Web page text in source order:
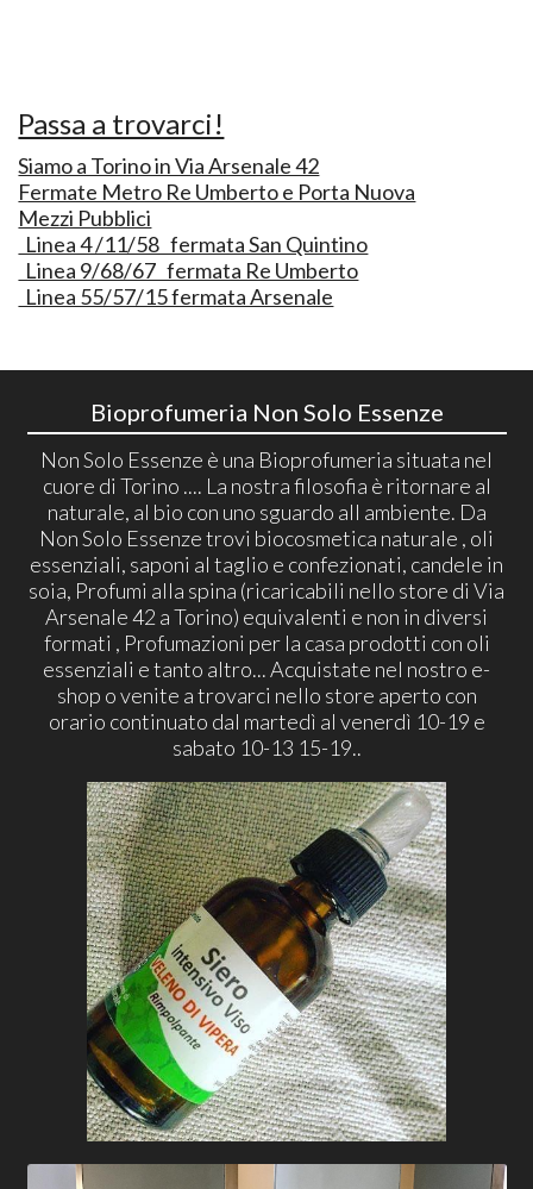
Passa a trovarci!
Siamo a Torino in Via Arsenale 42
Fermate Metro Re Umberto e Porta Nuova
Mezzi Pubblici
Linea 4 /11/58 fermata San Quintino
Linea 9/68/67 fermata Re Umberto
Linea 55/57/15 fermata Arsenale
Bioprofumeria Non Solo Essenze
Non Solo Essenze è una Bioprofumeria situata nel
cuore di Torino .... La nostra filosofia è ritornare al
naturale, al bio con uno sguardo all ambiente. Da
Non Solo Essenze trovi biocosmetica naturale , oli
essenziali, saponi al taglio e confezionati, candele in
soia, Profumi alla spina (ricaricabili nello store di Via
Arsenale 42 a Torino) equivalenti e non in diversi
formati , Profumazioni per la casa prodotti con oli
essenziali e tanto altro... Acquistate nel nostro e-
shop o venite a trovarci nello store aperto con
orario continuato dal martedì al venerdì 10-19 e
sabato 10-13 15-19..